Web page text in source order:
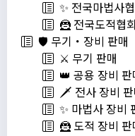
✨ 전국마법사
🦹 전국도적협회
🛡️ 무기・장비 판매
⚔️ 무기 판매
👑 공용 장비 판
🗡️ 전사 장비 판
✨ 마법사 장비
🦹 도적 장비 판